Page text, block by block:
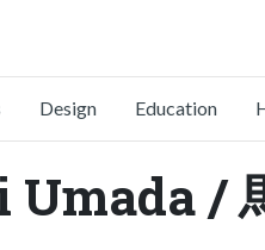
Design Education
/